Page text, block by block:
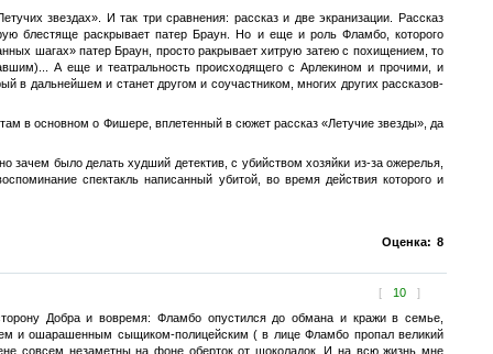
звездах». И так три сравнения: рассказ и две экранизации. Рассказ
блестяще раскрывает патер Браун. Но и еще и роль Фламбо, которого
шагах» патер Браун, просто ракрывает хитрую затею с похищением, то
А еще и театральность происходящего с Арлекином и прочими, и
дальнейшем и станет другом и соучастником, многих других рассказов-
в основном о Фишере, вплетенный в сюжет рассказ «Летучие звезды», да
зачем было делать худший детектив, с убийством хозяйки из-за ожерелья,
спектакль написанный убитой, во время действия которого и
Оценка: 8
[ 10
]
Добра и вовремя: Фламбо опустился до обмана и кражи в семье,
и ошарашенным сыщиком-полицейским ( в лице Фламбо пропал великий
совсем незаметны на фоне оберток от шоколадок. И на всю жизнь мне